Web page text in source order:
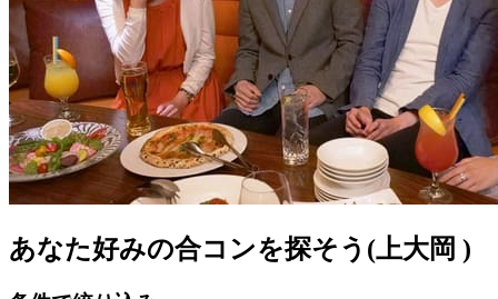
あなた好みの合コンを探そう(上大岡 )